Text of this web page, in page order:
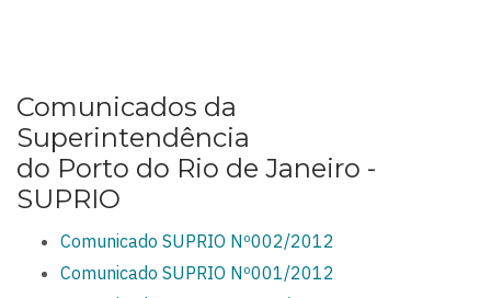
Comunicados da
Superintendência
do Porto do Rio de Janeiro -
SUPRIO
Comunicado SUPRIO Nº002/2012
Comunicado SUPRIO Nº001/2012